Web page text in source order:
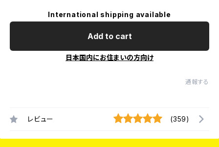
International shipping available
Add to cart
日本国内にお住まいの方向け
通報する
レビュー (359)